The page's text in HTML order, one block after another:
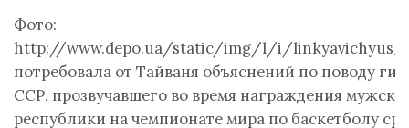
Фото:
http://www.depo.ua/static/img/l/i/
потребовала от Тайваня объяснений по поводу
ССР, прозвучавшего во время награждения
республики на чемпионате мира по баскетболу